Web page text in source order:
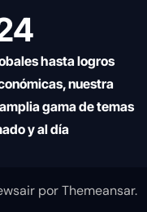
hasta logros
nuestra
gama de temas
y al día
porThemeansar.